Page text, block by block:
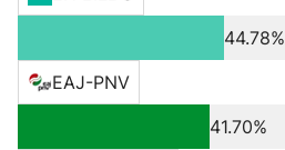
44.78%
EAJ-PNV
41.70%